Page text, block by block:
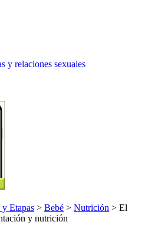
y relaciones sexuales
y Etapas > Bebé > Nutrición > El
y nutrición